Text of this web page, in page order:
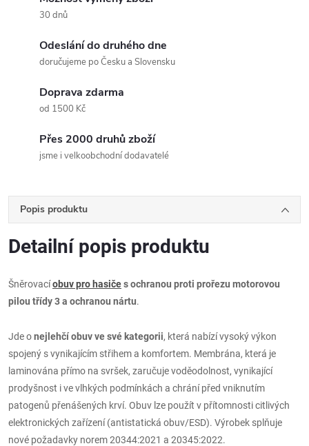
30 dnů
Odeslání do druhého dne
doručujeme po Česku a Slovensku
Doprava zdarma
od 1500 Kč
Přes 2000 druhů zboží
jsme i velkoobchodní dodavatelé
Popis produktu
Detailní popis produktu
Šněrovacíobuv pro hasičes ochranou proti prořezu motorovou
pilou třídy 3 a ochranou nártu.
Jde onejlehčí obuv ve své kategorii, která nabízí vysoký výkon
spojený s vynikajícím střihem a komfortem. Membrána, která je
laminována přímo na svršek, zaručuje voděodolnost, vynikající
prodyšnost i ve vlhkých podmínkách a chrání před vniknutím
patogenů přenášených krví. Obuv lze použít v přítomnosti citlivých
elektronických zařízení (antistatická obuv/ESD). Výrobek splňuje
nové požadavky norem 20344:2021 a 20345:2022.